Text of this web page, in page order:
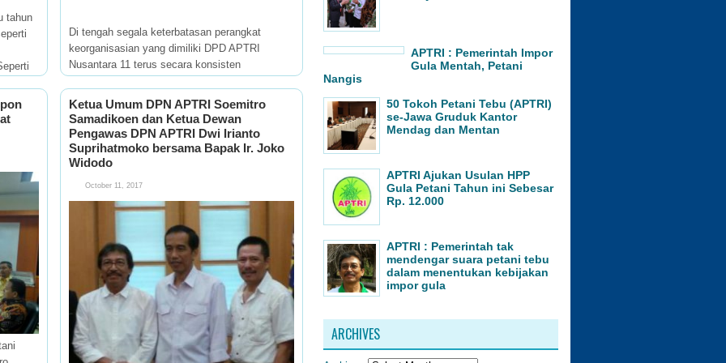
tahun
Di tengah segala keterbatasan perangkat
keorganisasian yang dimiliki DPD APTRI
Nusantara 11 terus secara konsisten
pengurus adalah agenda organisasi yang terus
mampu dilaksanakan. Rapat bulanan ini
dilaksanakan
Ketua Umum DPN APTRI Soemitro
Samadikoen dan Ketua Dewan
Pengawas DPN APTRI Dwi Irianto
Suprihatmoko bersama Bapak Ir. Joko
Widodo
October 11, 2017
APTRI : Pemerintah Impor
Gula Mentah, Petani
Nangis
50 Tokoh Petani Tebu (APTRI)
se-Jawa Gruduk Kantor
Mendag dan Mentan
APTRI Ajukan Usulan HPP
Gula Petani Tahun ini Sebesar
Rp. 12.000
APTRI : Pemerintah tak
mendengar suara petani tebu
dalam menentukan kebijakan
impor gula
ARCHIVES